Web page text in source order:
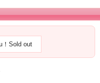
れたところから
すね。
！Sold out